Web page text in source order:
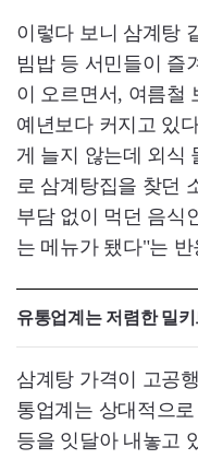
이렇다 보니 삼계탕
빔밥 등 서민들이 즐
이 오르면서, 여름철
예년보다 커지고 있
게 늘지 않는데 외식
로 삼계탕집을 찾던
부담 없이 먹던 음식
는 메뉴가 됐다"는
유통업계는 저렴한 밀
삼계탕 가격이 고공
통업계는 상대적으
등을 잇달아 내놓고